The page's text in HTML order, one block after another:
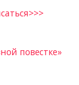
повестке»